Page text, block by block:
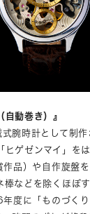
動巻き）』
腕時計として制
ヒゲゼンマイ」を
品）や自作旋盤
棒などを除くほぼ
度に「ものづく